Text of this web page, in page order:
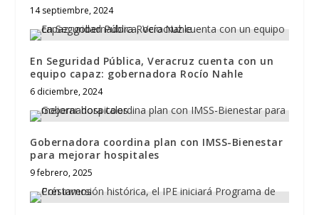
14 septiembre, 2024
En Seguridad Pública, Veracruz cuenta con un
equipo capaz: gobernadora Rocío Nahle
6 diciembre, 2024
Gobernadora coordina plan con IMSS-Bienestar
para mejorar hospitales
9 febrero, 2025